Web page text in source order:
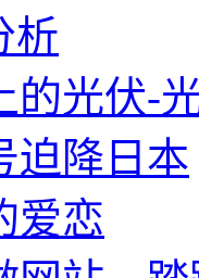
析
的光伏-
迫降日本
爱恋